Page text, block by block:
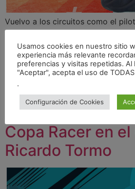
Vuelvo a los circuitos como el
para esta temporada 2025
semana con la primera prueba de
Racer en el Circuito de Valencia
experiencia obtenida el año
Debut
Copa Racer en
Ricardo Tormo
Usamos cookies en nuestro sitio
experiencia más relevante
preferencias y visitas repetidas. Al
"Aceptar", acepta el uso de
.
Configuración de Cookies